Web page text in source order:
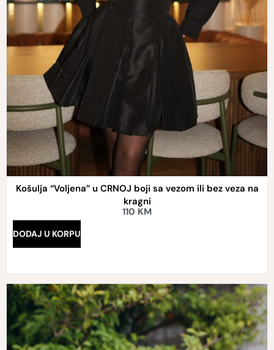
Košulja “Voljena” u CRNOJ boji sa vezom ili bez veza na
kragni
110 KM
DODAJ U KORPU